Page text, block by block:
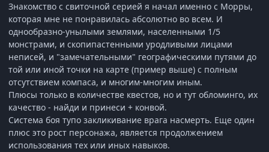
Знакомство с свиточной серией я начал именно с Морры,
которая мне не понравилась абсолютно во всем. И
однообразно-унылыми землями, населенными 1/5
монстрами, и скопипастенными уродливыми лицами
неписей, и "замечательными" географическими путями до
той или иной точки на карте (пример выше) с полным
отсутствием компаса, и многим-многим иным.
Плюсы только в количестве квестов, но и тут обломинго, их
качество - найди и принеси + конвой.
Система боя тупо закликивание врага насмерть. Еще один
плюс это рост персонажа, является продолжением
использования тех или иных навыков.